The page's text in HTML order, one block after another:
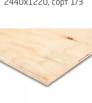
2440х1220, сорт 1/3